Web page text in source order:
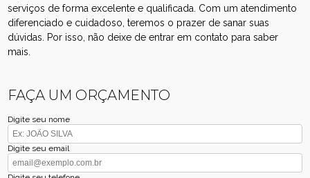
serviços de forma excelente e qualificada. Com um atendimento
diferenciado e cuidadoso, teremos o prazer de sanar suas
dúvidas. Por isso, não deixe de entrar em contato para saber
mais.
FAÇA UM ORÇAMENTO
Digite seu nome
Digite seu email